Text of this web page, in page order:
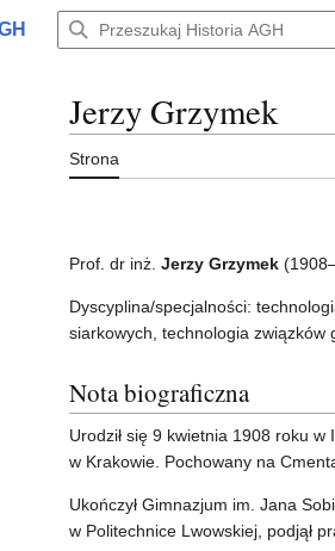
Jerzy Grzymek
Strona
Prof. dr inż. Jerzy Grzymek
Dyscyplina/specjalności:
siarkowych, technologia związków
Nota biograficzna
Urodził się 9 kwietnia 1908 roku
w Krakowie. Pochowany na
Ukończył Gimnazjum im. Jana
w Politechnice Lwowskiej, podjął